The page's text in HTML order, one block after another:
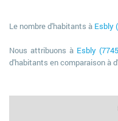
Le nombre d'habitants à Esbly
Nous attribuons à Esbly
d'habitants en comparaison à